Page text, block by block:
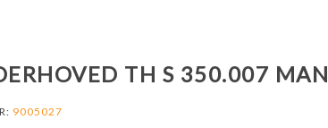
TH S 350.007 MAN
9005027